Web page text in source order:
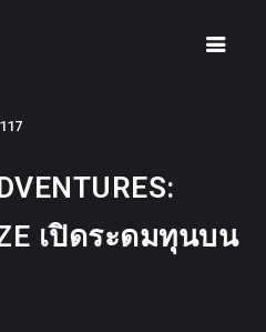
เปิดระดมทุนบน